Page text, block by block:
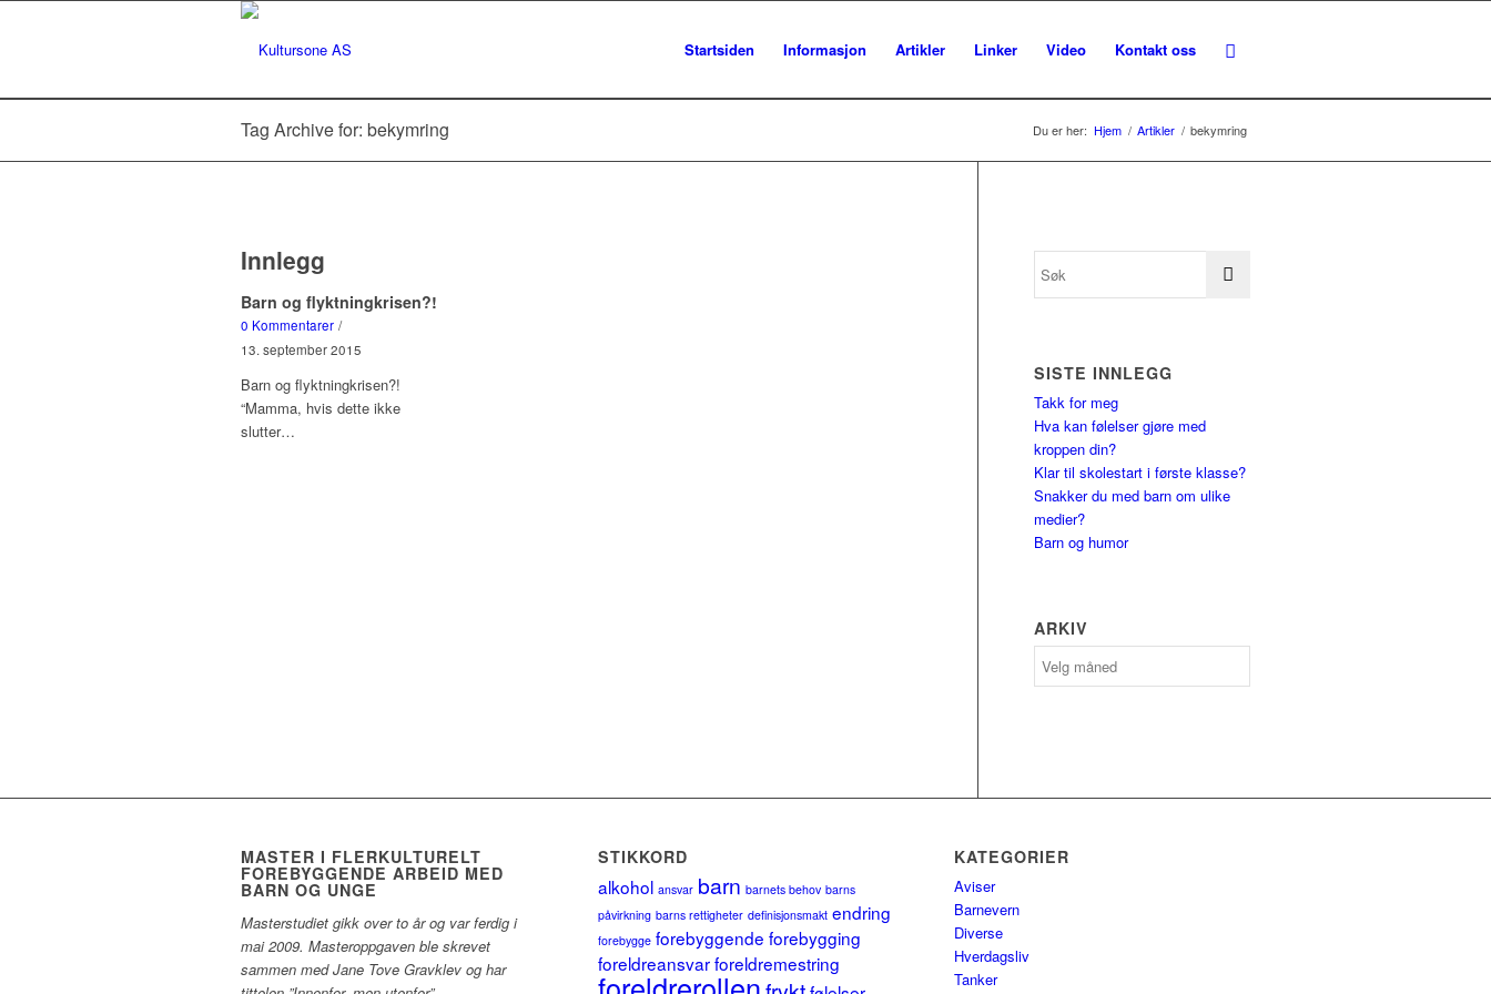
Startsiden Informasjon Artikler Linker Video Kontakt oss
Tag Archive for: bekymring Du er her: Hjem / Artikler / bekymring
Innlegg
Barn og flyktningkrisen?!
0 Kommentarer /
13. september 2015
Barn og flyktningkrisen?!
“Mamma, hvis dette ikke
slutter…
SISTE INNLEGG
Takk for meg
Hva kan følelser gjøre med
kroppen din?
Klar til skolestart i første klasse?
Snakker du med barn om ulike
medier?
Barn og humor
ARKIV
MASTER I FLERKULTURELT
FOREBYGGENDE ARBEID MED
BARN OG UNGE
Masterstudiet gikk over to år og var ferdig i
mai 2009. Masteroppgaven ble skrevet
sammen med Jane Tove Gravklev og har
STIKKORD
alkohol ansvar barn barnets behov barns
påvirkning barns rettigheter definisjonsmakt endring
forebygge forebyggende forebygging
foreldreansvar foreldremestring
KATEGORIER
Aviser
Barnevern
Diverse
Hverdagsliv
Tanker